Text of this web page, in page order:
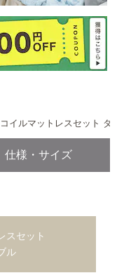
イルマットレスセット ダブ
仕様・サイズ
スセット
ル